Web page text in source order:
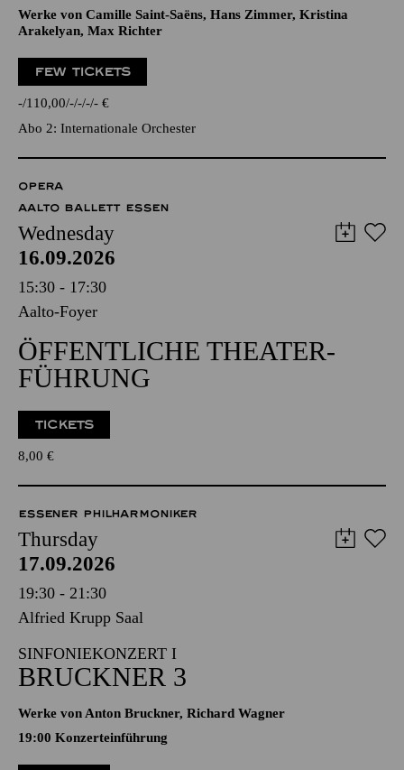
Werke von Camille Saint-Saëns, Hans Zimmer, Kristina
Arakelyan, Max Richter
FEW TICKETS
- 110,00 - - - - €
Abo 2: Internationale Orchester
OPERA
AALTO BALLETT ESSEN
Wednesday
16.09.2026
15:30 - 17:30
Aalto-Foyer
ÖFFENTLICHE THEATER­
FÜHRUNG
TICKETS
8,00 €
ESSENER PHILHARMONIKER
Thursday
17.09.2026
19:30 - 21:30
Alfried Krupp Saal
SINFONIEKONZERT I
BRUCKNER 3
Werke von Anton Bruckner, Richard Wagner
19:00 Konzerteinführung